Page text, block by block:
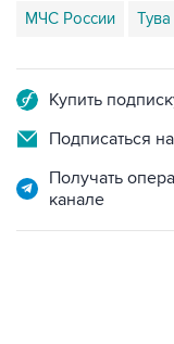
МЧС России Тува
Купить
Подписаться
Получать
канале